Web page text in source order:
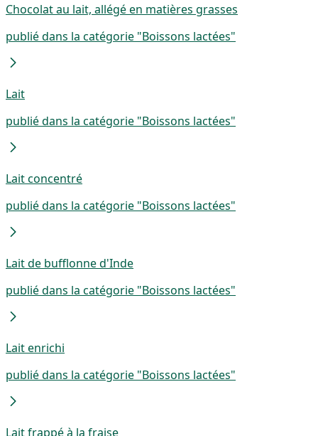
Chocolat au lait, allégé en matières grasses
publié dans la catégorie "Boissons lactées"
Lait
publié dans la catégorie "Boissons lactées"
Lait concentré
publié dans la catégorie "Boissons lactées"
Lait de bufflonne d'Inde
publié dans la catégorie "Boissons lactées"
Lait enrichi
publié dans la catégorie "Boissons lactées"
Lait frappé à la fraise